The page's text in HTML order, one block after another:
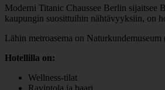
Moderni Titanic Chaussee Berlin sijaitsee
kaupungin suosittuihin nähtävyyksiin, on
Lähin metroasema on Naturkundemuseum
Hotellilla on:
Wellness-tilat
Ravintola ja baari